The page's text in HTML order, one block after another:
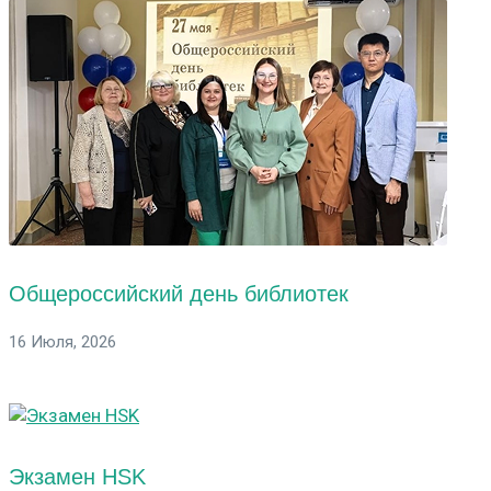
Общероссийский день библиотек
16 Июля, 2026
Экзамен HSK